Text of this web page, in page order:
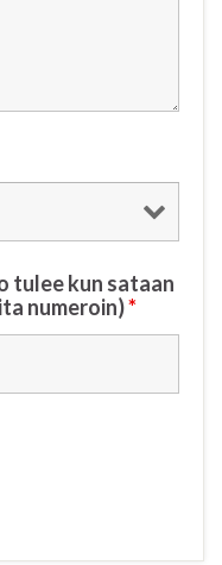
tulee kun sataan
numeroin)*